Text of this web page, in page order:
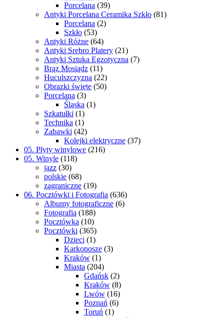
Porcelana (39)
Antyki Porcelana Ceramika Szkło (81)
Porcelana (2)
Szkło (53)
Antyki Różne (64)
Antyki Srebro Platery (21)
Antyki Sztuka Egzotyczna (7)
Brąz Mosiądz (11)
Huculszczyzna (22)
Obrazki święte (50)
Porcelana (3)
Śląska (1)
Szkatułki (1)
Technika (1)
Zabawki (42)
Kolejki elektryczne (37)
05. Płyty winylowe (216)
05. Winyle (118)
jazz (30)
polskie (68)
zagraniczne (19)
06. Pocztówki i Fotografia (636)
Albumy fotograficzne (6)
Fotografia (188)
Pocztówka (10)
Pocztówki (365)
Dzieci (1)
Karkonosze (3)
Kraków (1)
Miasta (204)
Gdańsk (2)
Kraków (8)
Lwów (16)
Poznań (6)
Toruń (1)